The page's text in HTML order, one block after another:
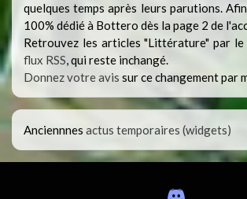
quelques temps après leurs parutions.
100% dédié à Bottero dès la page 2 de
Retrouvez les articles "Littérature" par le
flux RSS, qui reste inchangé.
Donnez votre avis sur ce changement par
Anciennnes actus temporaires (widgets)